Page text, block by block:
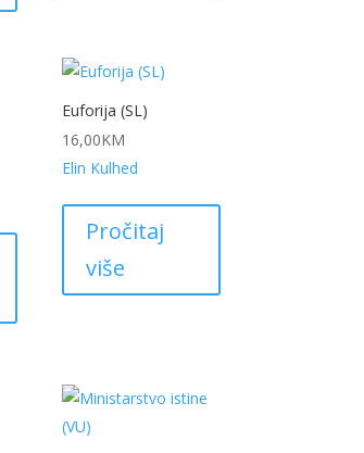
Euforija (SL)
16,00KM
Elin Kulhed
Pročitaj
više